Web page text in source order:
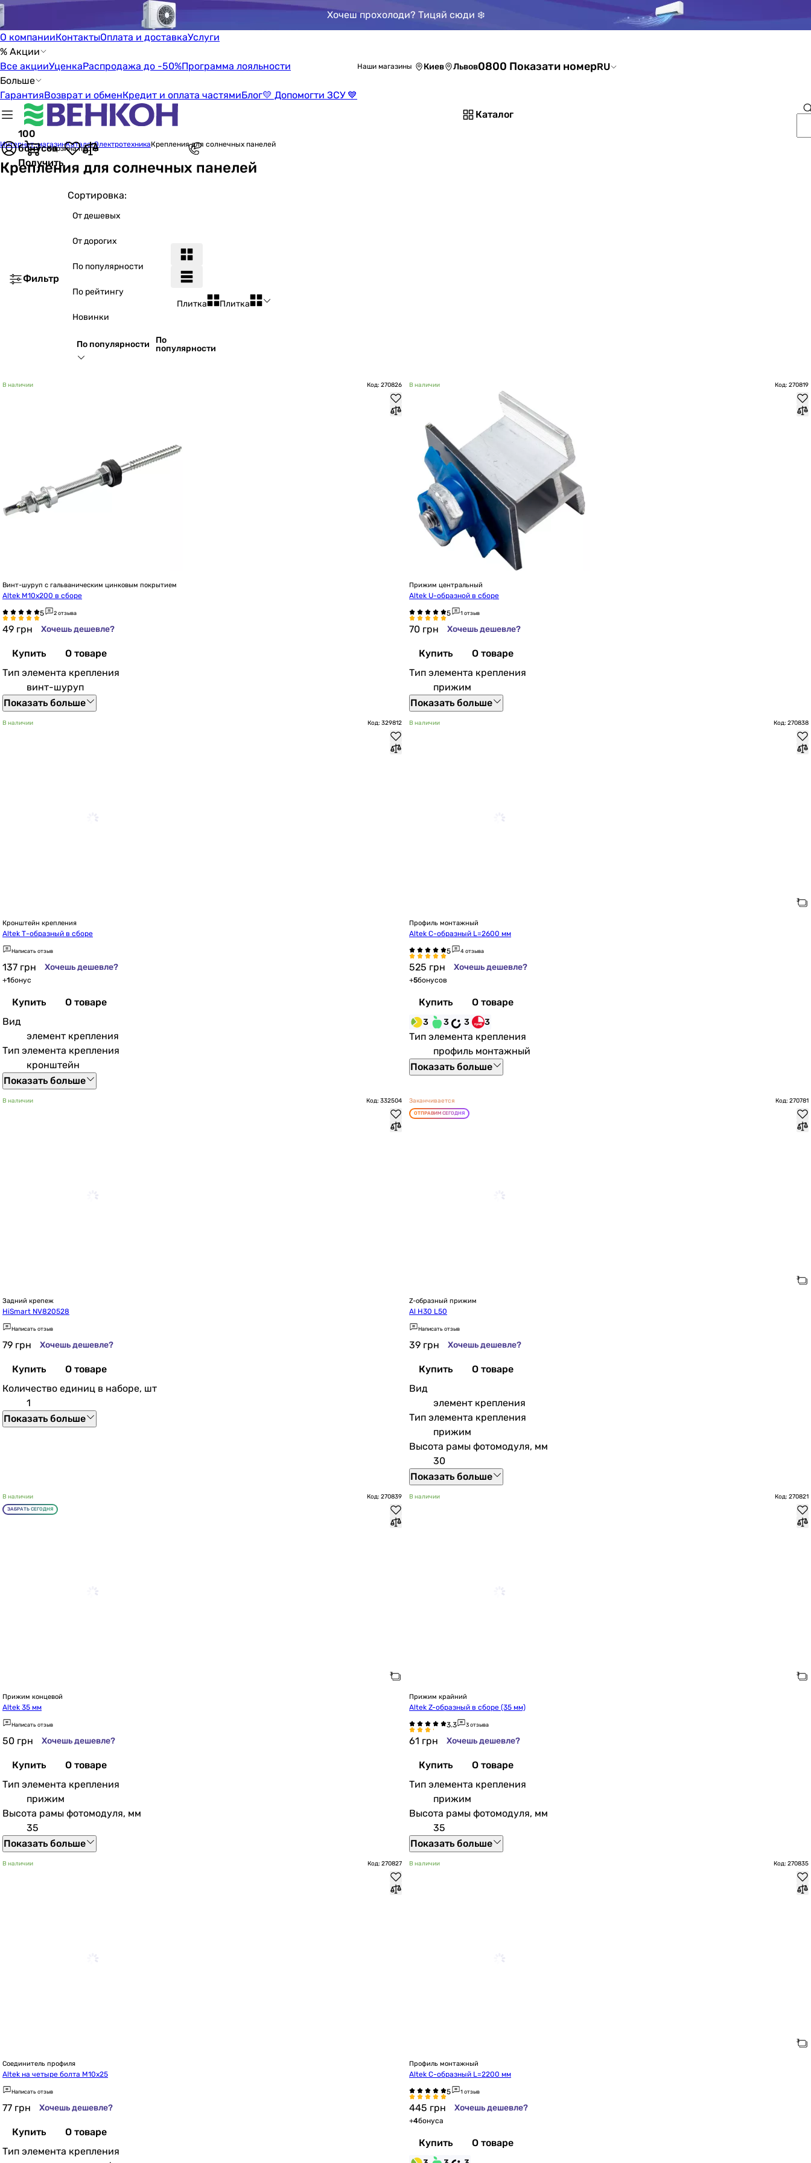
Хочеш прохолоди? Тицяй сюди ❄️
О компанииКонтактыОплата и доставкаУслуги
% Акции
Все акцииУценкаРаспродажа до -50%Программа лояльности
Больше
ГарантияВозврат и обменКредит и оплата частямиБлог💛 Допомогти ЗСУ 💙
Наши магазины Киев Львов0800 Показати номерRU
Каталог
100
бонусов
Получить
Корзина пуста
Интернет-магазинКаталогЭлектротехникаКрепления для солнечных панелей
Крепления для солнечных панелей
Фильтр
Сортировка:
От дешевых
От дорогих
По популярности
По рейтингу
Новинки
По популярности
По
популярности
Плитка Плитка
В наличии Код: 270826
Винт-шуруп с гальваническим цинковым покрытием
Altek М10х200 в сборе
2 отзыва
49 грн Хочешь дешевле?
Купить
О товаре
Тип элемента крепления
винт-шуруп
Показать больше
В наличии Код: 270819
Прижим центральный
Altek U-образной в сборе
1 отзыв
70 грн Хочешь дешевле?
Купить
О товаре
Тип элемента крепления
прижим
Показать больше
В наличии Код: 329812
Кронштейн крепления
Altek Т-образный в сборе
Написать отзыв
137 грн Хочешь дешевле?
+1бонус
Купить
О товаре
Вид
элемент крепления
Тип элемента крепления
кронштейн
Показать больше
В наличии Код: 270838
Профиль монтажный
Altek С-образный L=2600 мм
4 отзыва
525 грн Хочешь дешевле?
+5бонусов
Купить О товаре
3 3 3 3
Тип элемента крепления
профиль монтажный
Показать больше
В наличии Код: 332504
Задний крепеж
HiSmart NV820528
Написать отзыв
79 грн Хочешь дешевле?
Купить
О товаре
Количество единиц в наборе, шт
1
Показать больше
Заканчивается Код: 270781
ОТПРАВИМ СЕГОДНЯ
Z-образный прижим
Al H30 L50
Написать отзыв
39 грн Хочешь дешевле?
Купить
О товаре
Вид
элемент крепления
Тип элемента крепления
прижим
Высота рамы фотомодуля, мм
30
Показать больше
В наличии Код: 270839
ЗАБРАТЬ СЕГОДНЯ
Прижим концевой
Altek 35 мм
Написать отзыв
50 грн Хочешь дешевле?
Купить
О товаре
Тип элемента крепления
прижим
Высота рамы фотомодуля, мм
35
Показать больше
В наличии Код: 270821
Прижим крайний
Altek Z-образный в сборе (35 мм)
3 отзыва
61 грн Хочешь дешевле?
Купить
О товаре
Тип элемента крепления
прижим
Высота рамы фотомодуля, мм
35
Показать больше
В наличии Код: 270827
Соединитель профиля
Altek на четыре болта М10х25
Написать отзыв
77 грн Хочешь дешевле?
Купить
О товаре
Тип элемента крепления
В наличии Код: 270835
Профиль монтажный
Altek С-образный L=2200 мм
1 отзыв
445 грн Хочешь дешевле?
+4бонуса
Купить О товаре